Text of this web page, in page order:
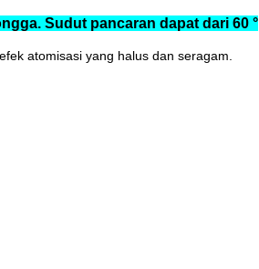
Sudut pancaran dapat dari 60 °
atomisasi yang halus dan seragam.